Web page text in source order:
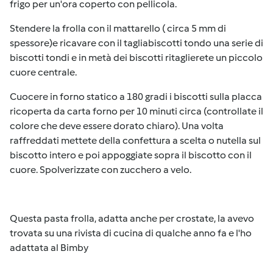
frigo per un'ora coperto con pellicola.
Stendere la frolla con il mattarello ( circa 5 mm di
spessore)e ricavare con il tagliabiscotti tondo una serie di
biscotti tondi e in metà dei biscotti ritaglierete un piccolo
cuore centrale.
Cuocere in forno statico a 180 gradi i biscotti sulla placca
ricoperta da carta forno per 10 minuti circa (controllate il
colore che deve essere dorato chiaro). Una volta
raffreddati mettete della confettura a scelta o nutella sul
biscotto intero e poi appoggiate sopra il biscotto con il
cuore. Spolverizzate con zucchero a velo.
Questa pasta frolla, adatta anche per crostate, la avevo
trovata su una rivista di cucina di qualche anno fa e l'ho
adattata al Bimby